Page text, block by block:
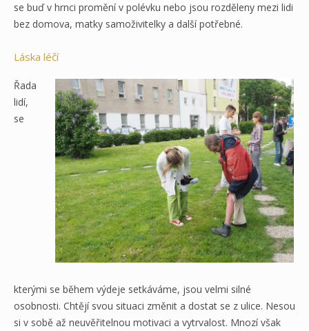
se buď v hrnci promění v polévku nebo jsou rozděleny mezi lidi
bez domova, matky samoživitelky a další potřebné.
Láska léčí
Řada
lidí,
se
kterými se během výdeje setkáváme, jsou velmi silné
osobnosti. Chtějí svou situaci změnit a dostat se z ulice. Nesou
si v sobě až neuvěřitelnou motivaci a vytrvalost. Mnozí však